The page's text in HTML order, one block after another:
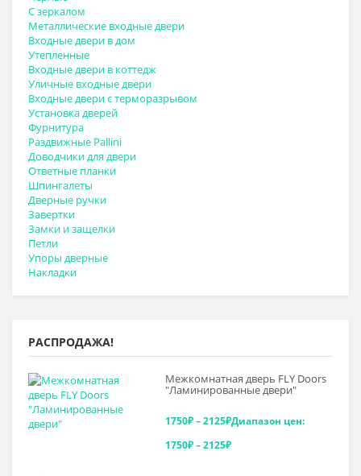
С зеркалом
Металлические входные двери
Входные двери в дом
Утепленные
Входные двери в коттедж
Уличные входные двери
Входные двери с терморазрывом
Установка дверей
Фурнитура
Раздвижные Pallini
Доводчики для двери
Ответные планки
Шпингалеты
Дверные ручки
Завертки
Замки и защелки
Петли
Упоры дверные
Накладки
РАСПРОДАЖА!
Межкомнатная дверь FLY Doors
"Ламинированные двери"
1750₽–2125₽Диапазон цен:
1750₽ – 2125₽